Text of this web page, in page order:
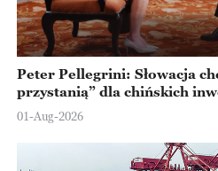
Peter Pellegrini: Słowacja
przystanią” dla chińskich
Europejskiej
01-Aug-2026